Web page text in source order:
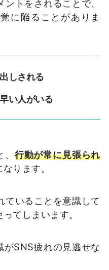
ントをされることで、
に陥ることがありま
しされる
い人がいる
行動が常に見張られ
ります。
ていることを意識して
てしまいます。
がSNS疲れの見逃せな